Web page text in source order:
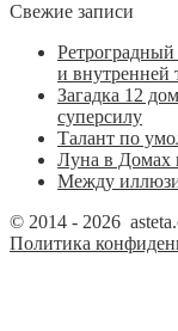
Свежие записи
и внутренней
Загадка 12
суперсилу
Талант по
Луна в Домах
Между
© 2014 - 2026
Политика